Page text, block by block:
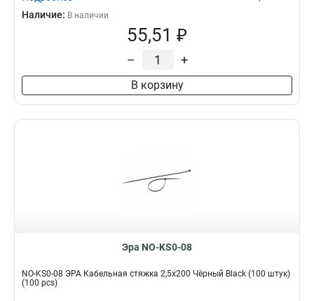
Наличие: В наличии
55,51 ₽
– +
В корзину
Эра NO-KS0-08
NO-KS0-08 ЭРА Кабельная стяжка 2,5х200 Чёрный Black (100 штук)
(100 pcs)